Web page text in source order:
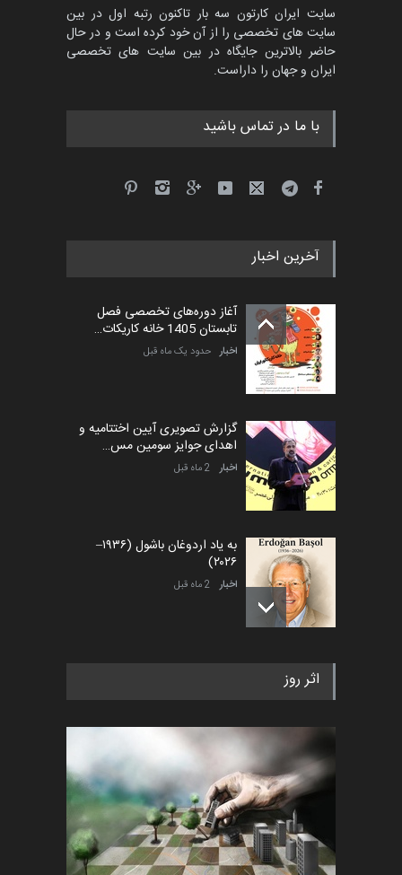
سایت ایران کارتون سه بار تاکنون رتبه اول در بین
سایت های تخصصی را از آن خود کرده است و در حال
حاضر بالاترین جایگاه در بین سایت های تخصصی
ایران و جهان را داراست.
با ما در تماس باشید
آخرین اخبار
آغاز دوره‌های تخصصی فصل
تابستان 1405 خانه کاریکات…
اخبار حدود یک ماه قبل
گزارش تصویری آیین اختتامیه و
اهدای جوایز سومین مس…
اخبار 2 ماه قبل
به یاد اردوغان باشول (۱۹۳۶–
۲۰۲۶)
اخبار 2 ماه قبل
رویداد کارگاهی کارتون و پوستر
اخبار 6 ماه قبل
فراخوان رویداد کارگاهی کارتون و
پوستر "ایران سربل…
اخبار 6 ماه قبل
اثر روز